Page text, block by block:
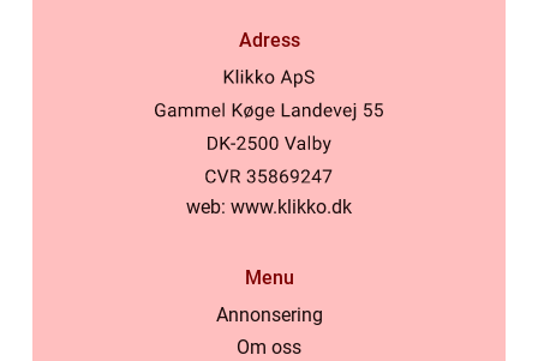
Adress
web: www.klikko.dk
Menu
Annonsering
Om oss